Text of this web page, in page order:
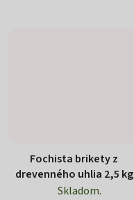
Fochista brikety z
drevenného uhlia 2,5 kg
Skladom.